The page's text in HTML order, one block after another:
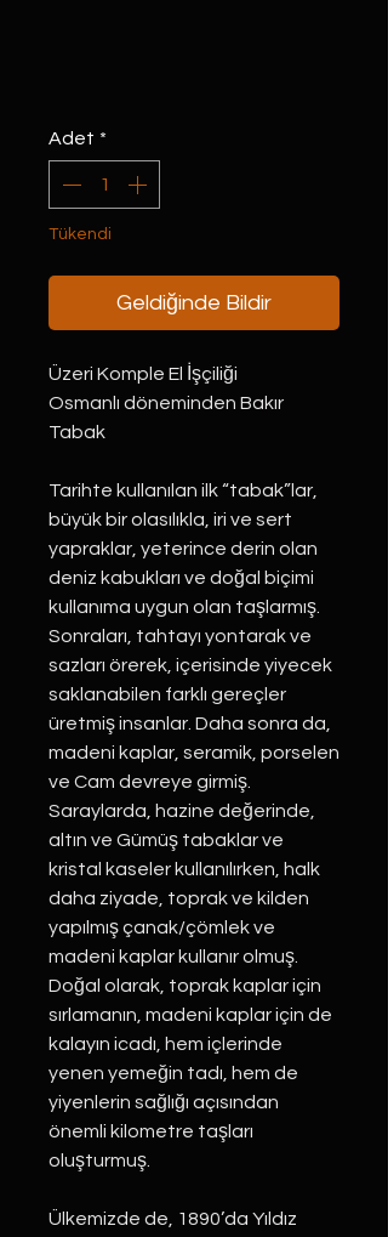
Adet *
Tükendi
Geldiğinde Bildir
Üzeri Komple El İşçiliği
Osmanlı döneminden Bakır
Tabak
Tarihte kullanılan ilk “tabak”lar,
büyük bir olasılıkla, iri ve sert
yapraklar, yeterince derin olan
deniz kabukları ve doğal biçimi
kullanıma uygun olan taşlarmış.
Sonraları, tahtayı yontarak ve
sazları örerek, içerisinde yiyecek
saklanabilen farklı gereçler
üretmiş insanlar. Daha sonra da,
madeni kaplar, seramik, porselen
ve Cam devreye girmiş.
Saraylarda, hazine değerinde,
altın ve Gümüş tabaklar ve
kristal kaseler kullanılırken, halk
daha ziyade, toprak ve kilden
yapılmış çanak/çömlek ve
madeni kaplar kullanır olmuş.
Doğal olarak, toprak kaplar için
sırlamanın, madeni kaplar için de
kalayın icadı, hem içlerinde
yenen yemeğin tadı, hem de
yiyenlerin sağlığı açısından
önemli kilometre taşları
oluşturmuş.
Ülkemizde de, 1890’da Yıldız